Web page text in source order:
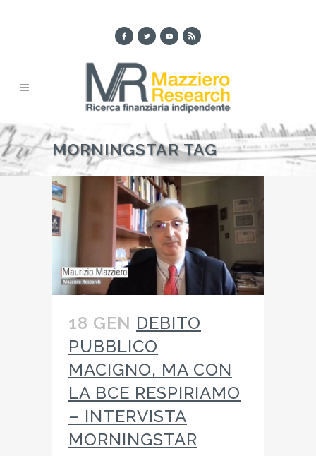
MORNINGSTAR TAG
18 GEN DEBITO
PUBBLICO
MACIGNO, MA CON
LA BCE RESPIRIAMO
– INTERVISTA
MORNINGSTAR